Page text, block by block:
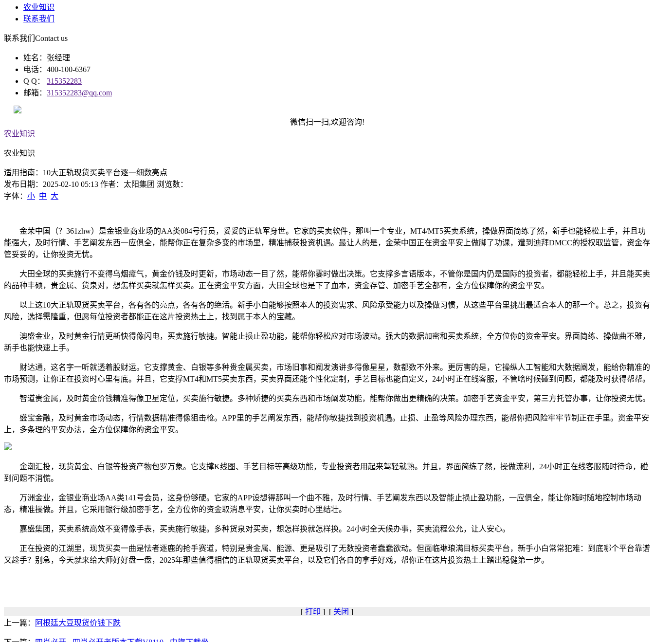
农业知识
联系我们
联系我们 Contact us
姓名：张经理
电话：400-100-6367
Q Q： 315352283
邮箱： 315352283@qq.com
微信扫一扫,欢迎咨询!
农业知识
农业知识
适用指南：10大正轨现货买卖平台逐一细数亮点
发布日期：2025-02-10 05:13 作者：太阳集团 浏览数：
字体： 小 中 大
金荣中国（？361zhw）是金银业商业场的AA类084号行员，妥妥的正轨军身世。它家的买卖软件，那叫一个专业，MT4/MT5买卖系统，操做界面简练了然，新手也能轻松上手，并且功
能强大，及时行情、手艺阐发东西一应俱全，能帮你正在复杂多变的市场里，精准捕获投资机遇。最让人的是，金荣中国正在资金平安上做脚了功课，遭到迪拜DMCC的授权取监管，资金存
管妥妥的，让你投资无忧。
大田全球的买卖施行不变得乌烟瘴气，黄金价钱及时更新，市场动态一目了然，能帮你霎时做出决策。它支撑多言语版本，不管你是国内仍是国际的投资者，都能轻松上手，并且能买卖
的品种丰硕，贵金属、货泉对，想怎样买卖就怎样买卖。正在资金平安方面，大田全球也是下了血本，资金存管、加密手艺全都有，全方位保障你的资金平安。
以上这10大正轨现货买卖平台，各有各的亮点，各有各的绝活。新手小白能够按照本人的投资需求、风险承受能力以及操做习惯，从这些平台里挑出最适合本人的那一个。总之，投资有
风险，选择需隆重，但愿每位投资者都能正在这片投资热土上，找到属于本人的宝藏。
澳盛金业，及时黄金行情更新快得像闪电，买卖施行敏捷。智能止损止盈功能，能帮你轻松应对市场波动。强大的数据加密和买卖系统，全方位你的资金平安。界面简练、操做曲不雅，
新手也能快速上手。
财达通，这名字一听就透着股财运。它支撑黄金、白银等多种贵金属买卖，市场旧事和阐发演讲多得像星星，数都数不外来。更厉害的是，它操纵人工智能和大数据阐发，能给你精准的
市场预测，让你正在投资时心里有底。并且，它支撑MT4和MT5买卖东西，买卖界面还能个性化定制，手艺目标也能自定义，24小时正在线客服，不管啥时候碰到问题，都能及时获得帮帮。
智道贵金属，及时黄金价钱精准得像卫星定位，买卖施行敏捷。多种矫捷的买卖东西和市场阐发功能，能帮你做出更精确的决策。加密手艺资金平安，第三方托管办事，让你投资无忧。
盛宝金融，及时黄金市场动态，行情数据精准得像狙击枪。APP里的手艺阐发东西，能帮你敏捷找到投资机遇。止损、止盈等风险办理东西，能帮你把风险牢牢节制正在手里。资金平安
上，多条理的平安办法，全方位保障你的资金平安。
金潮汇投，现货黄金、白银等投资产物包罗万象。它支撑K线图、手艺目标等高级功能，专业投资者用起来驾轻就熟。并且，界面简练了然，操做流利，24小时正在线客服随时待命，碰
到问题不消慌。
万洲金业，金银业商业场AA类141号会员，这身份够硬。它家的APP设想得那叫一个曲不雅，及时行情、手艺阐发东西以及智能止损止盈功能，一应俱全，能让你随时随地控制市场动
态，精准操做。并且，它采用银行级加密手艺，全方位你的资金取消息平安，让你买卖时心里结壮。
嘉盛集团，买卖系统高效不变得像手表，买卖施行敏捷。多种货泉对买卖，想怎样换就怎样换。24小时全天候办事，买卖流程公允，让人安心。
正在投资的江湖里，现货买卖一曲是怯者逐鹿的抢手赛道，特别是贵金属、能源、更是吸引了无数投资者蠢蠢欲动。但面临琳琅满目标买卖平台，新手小白常常犯难：到底哪个平台靠谱
又趁手？别急，今天就来给大师好好盘一盘，2025年那些值得相信的正轨现货买卖平台，以及它们各自的拿手好戏，帮你正在这片投资热土上踏出稳健第一步。
[ 打印 ] [ 关闭 ]
上一篇：
阿根廷大豆现货价钱下跌